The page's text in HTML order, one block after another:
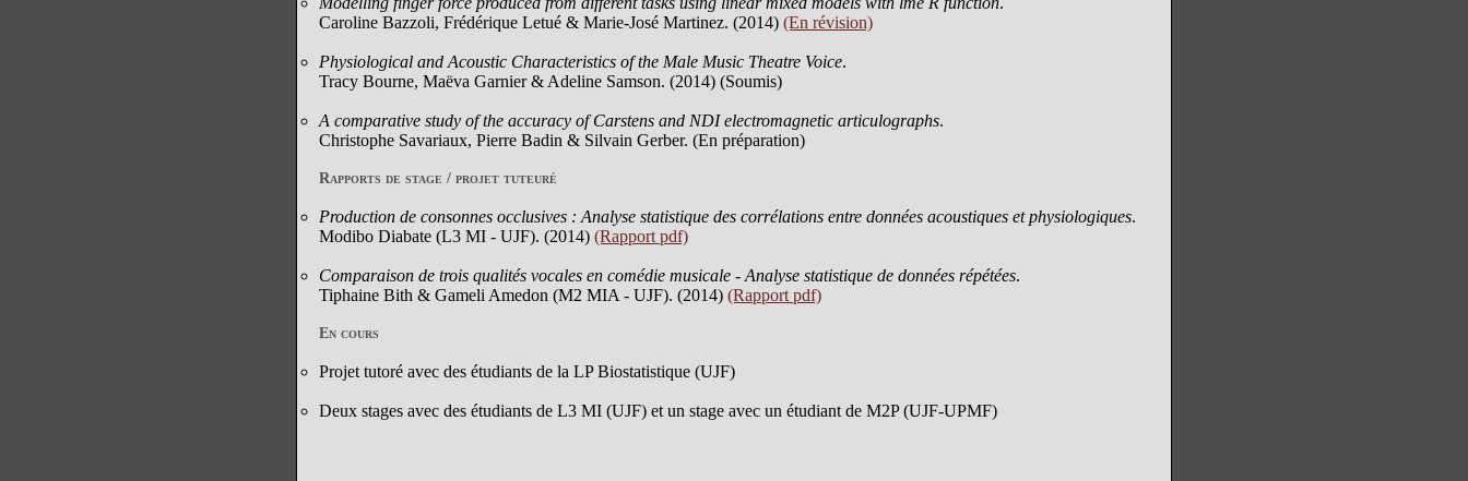
Caroline Bazzoli, Frédérique Letué & Marie-José Martinez. (2014) (En révision)
Physiological and Acoustic Characteristics of the Male Music Theatre Voice.
Tracy Bourne, Maëva Garnier & Adeline Samson. (2014) (Soumis)
A comparative study of the accuracy of Carstens and NDI electromagnetic articulographs.
Christophe Savariaux, Pierre Badin & Silvain Gerber. (En préparation)
Rapports de stage / projet tuteuré
Production de consonnes occlusives : Analyse statistique des corrélations entre données acoustiques et physiologiques.
Modibo Diabate (L3 MI - UJF). (2014) (Rapport pdf)
Comparaison de trois qualités vocales en comédie musicale - Analyse statistique de données répétées.
Tiphaine Bith & Gameli Amedon (M2 MIA - UJF). (2014) (Rapport pdf)
En cours
Projet tutoré avec des étudiants de la LP Biostatistique (UJF)
Deux stages avec des étudiants de L3 MI (UJF) et un stage avec un étudiant de M2P (UJF-UPMF)